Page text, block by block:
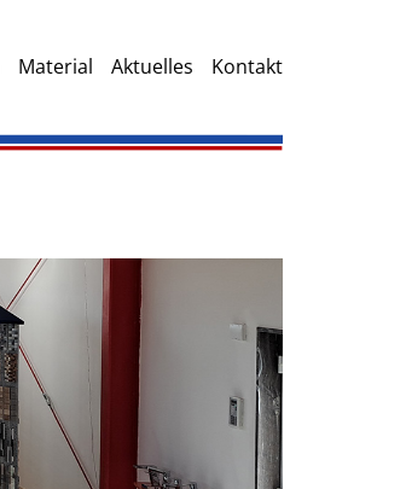
Material Aktuelles Kontakt